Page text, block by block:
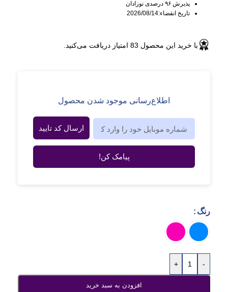
پذیرش ۹۶ درصدی نوزادان
تاریخ انقضاء:2026/08/14
با خرید این محصول 83 امتیاز دریافت می‌کنید.
اطلاع‌رسانی موجود شدن محصول
ارسال کد تایید
پیامک کن!
رنگ
-
+
افزودن به سبد خرید